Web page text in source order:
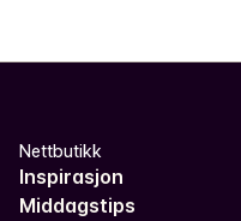
Nettbutikk
Inspirasjon
Middagstips